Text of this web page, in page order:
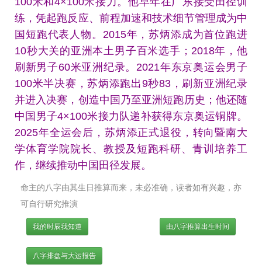
练，凭起跑反应、前程加速和技术细节管理成为中
国短跑代表人物。2015年，苏炳添成为首位跑进
10秒大关的亚洲本土男子百米选手；2018年，他
刷新男子60米亚洲纪录。2021年东京奥运会男子
100米半决赛，苏炳添跑出9秒83，刷新亚洲纪录
并进入决赛，创造中国乃至亚洲短跑历史；他还随
中国男子4×100米接力队递补获得东京奥运铜牌。
2025年全运会后，苏炳添正式退役，转向暨南大
学体育学院院长、教授及短跑科研、青训培养工
作，继续推动中国田径发展。
命主的八字由其生日推算而来，未必准确，读者如有兴趣，亦
可自行研究推演
我的时辰我知道 由八字推算出生时间
八字排盘与大运报告